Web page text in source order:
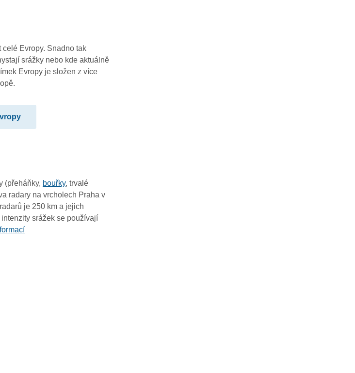
16:55
16:45
16:35
14:55
14:45
14:35
14:25
Evropy. Snadno tak
srážky nebo kde aktuálně
Evropy je složen z více
(přeháňky, bouřky, trvalé
radary na vrcholech Praha v
je 250 km a jejich
srážek se používají